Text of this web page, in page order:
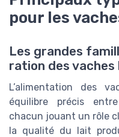
pour les
Les grandes
ration des
L’alimentation des
équilibre précis
chacun jouant un rôle
la qualité du lait